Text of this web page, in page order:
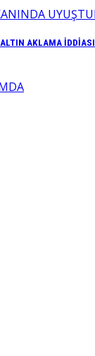
AKLAMA İDDİASI